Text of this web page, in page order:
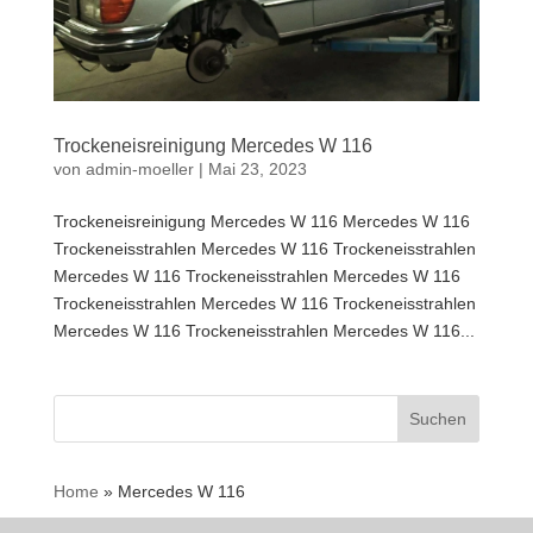
Trockeneisreinigung Mercedes W 116
von admin-moeller| Mai 23, 2023
Trockeneisreinigung Mercedes W 116 Mercedes W 116
Trockeneisstrahlen Mercedes W 116 Trockeneisstrahlen
Mercedes W 116 Trockeneisstrahlen Mercedes W 116
Trockeneisstrahlen Mercedes W 116 Trockeneisstrahlen
Mercedes W 116 Trockeneisstrahlen Mercedes W 116...
Suchen
Home »Mercedes W 116